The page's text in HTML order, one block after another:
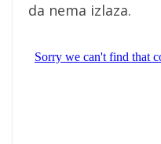
da nema izlaza.